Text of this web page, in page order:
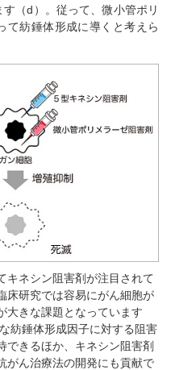
（d）。従って、微小管ポリ
て紡錘体形成に導くと考えら
キネシン阻害剤が注目されて
床研究では容易にがん細胞が
大きな課題となっています
紡錘体形成因子に対する阻害
できるほか、キネシン阻害剤
がん治療法の開発にも貢献で